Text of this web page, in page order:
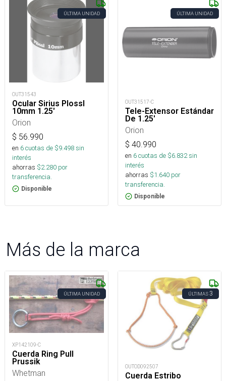
ÚLTIMA UNIDAD
OUT31543
Ocular Sirius Plossl
10mm 1.25'
Orion
$ 56.990
en 6cuotas de $9.498sin
interés
ahorras $2.280 por
transferencia.
Disponible
ÚLTIMA UNIDAD
OUT31517-C
Tele-Extensor Estándar
De 1.25'
Orion
$ 40.990
en 6cuotas de $6.832sin
interés
ahorras $1.640 por
transferencia.
Disponible
Más de la marca
ÚLTIMA UNIDAD
XP142109-C
Cuerda Ring Pull
Prussik
Whetman
ÚLTIMAS3
OUTOD092507
Cuerda Estribo